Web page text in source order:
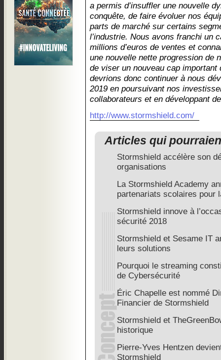
a permis d’insuffler une nouvelle
conquête, de faire évoluer nos
parts de marché sur certains
l’industrie. Nous avons franchi un
millions d’euros de ventes et
une nouvelle nette progression de
de viser un nouveau cap important
devrions donc continuer à nous
2019 en poursuivant nos
collaborateurs et en développant
http://www.stormshield.com/
Articles qui
Stormshield accélère son
organisations
La Stormshield Academy
partenariats scolaires pour
Stormshield innove à
sécurité 2018
Stormshield et Sesame IT
leurs solutions
Pourquoi le streaming
de Cybersécurité
Éric Chapelle est nommé
Financier de Stormshield
Stormshield et
historique
Pierre-Yves Hentzen
Stormshield